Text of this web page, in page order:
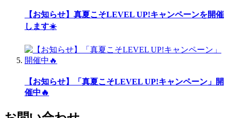
【お知らせ】真夏こそLEVEL UP!キャンペーンを開催
します☀️
【お知らせ】「真夏こそLEVEL UP!キャンペーン」開
催中🔥